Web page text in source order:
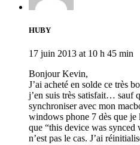
HUBY
17 juin 2013 at 10 h 45 min
Bonjour Kevin,
J’ai acheté en solde ce très
j’en suis très satisfait… sauf
synchroniser avec mon
windows phone 7 dès que je
que “this device was
n’est pas le cas. J’ai